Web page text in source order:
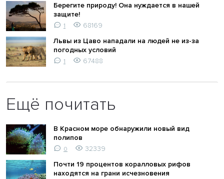
Берегите природу! Она нуждается в нашей
защите!
1
68169
Львы из Цаво нападали на людей не из-за
погодных условий
1 67488
Ещё почитать
В Красном море обнаружили новый вид
полипов
0
32339
Почти 19 процентов коралловых рифов
находятся на грани исчезновения